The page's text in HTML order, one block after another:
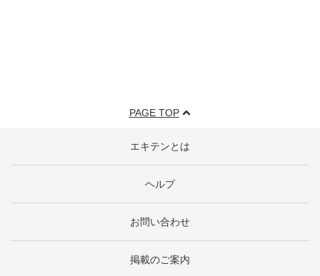
PAGE TOP
エキテンとは
ヘルプ
お問い合わせ
掲載のご案内